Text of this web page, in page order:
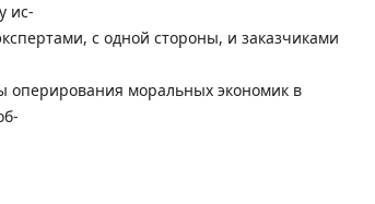
ис-
с одной стороны, и заказчиками
оперирования моральных экономик в